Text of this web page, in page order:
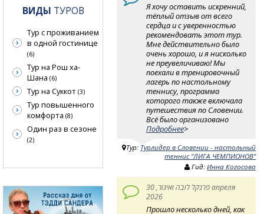
Я хочу оставить искренний,
тёплый отзыв от всего
сердца и с уверенностью
рекомендовать этот тур.
Мне действительно было
очень хорошо, и я нисколько
не преувеличиваю! Мы
поехали в тренировочный
лагерь по настольному
теннису, программа
которого также включала
путешествия по Словении.
Всё было организовано
Подробнее>
Тур: Турлидер в Словении - настольный
теннис "ЛИГА ЧЕМПИОНОВ"
Гид:Инна Когосова
פרנקל לובה ואיגור, 30 апреля
2026
Прошло несколько дней, как
ВИДЫ ТУРОВ
Тур с проживанием
в одной гостинице
(6)
Тур на Рош ха-
Шана (6)
Тур на Суккот (3)
Тур повышенного
комфорта (8)
Один раз в сезоне
(2)